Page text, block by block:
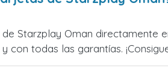
Starzplay Oman directamente
con todas las garantías.